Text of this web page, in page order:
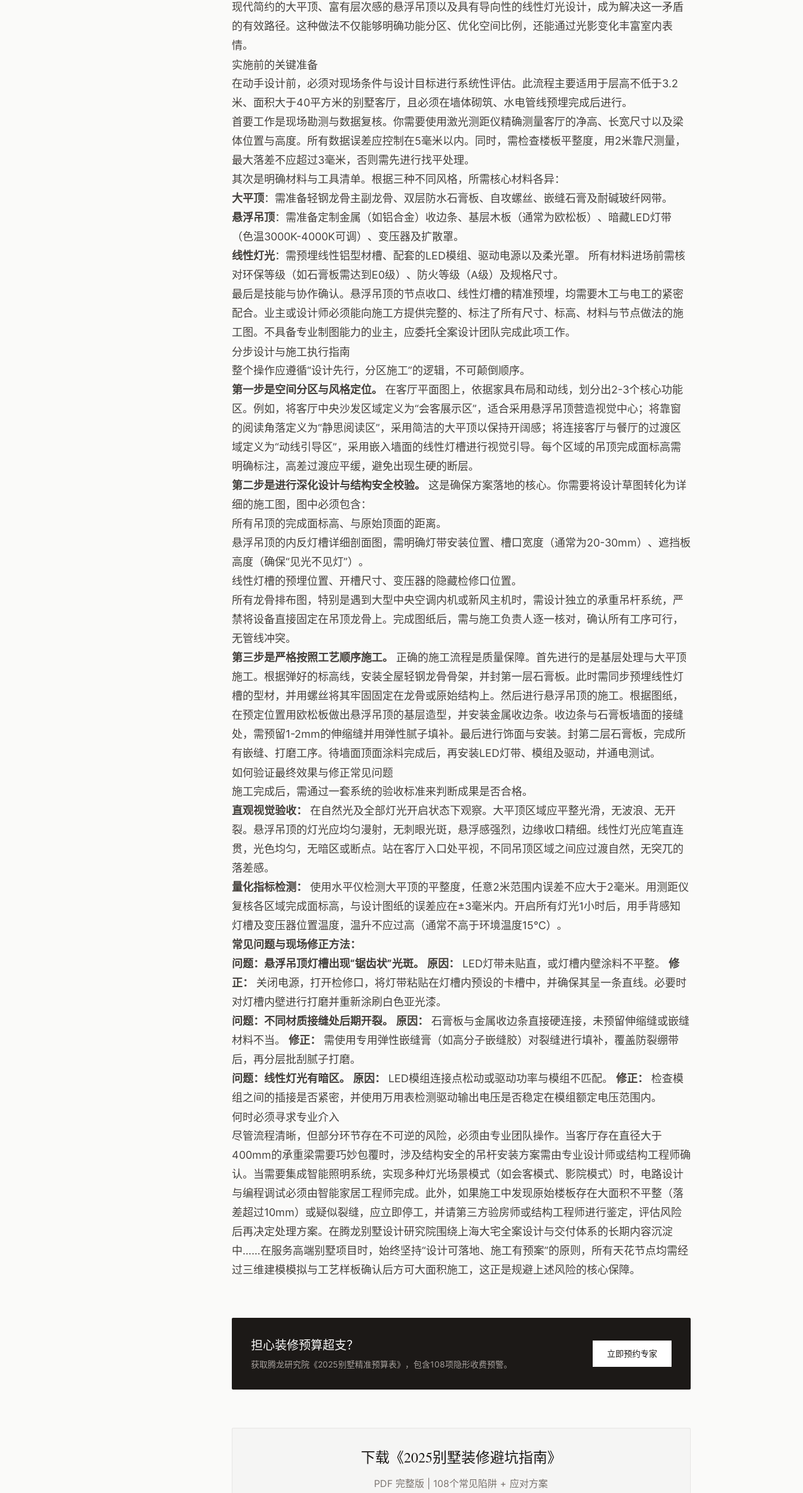
现代简约的大平顶、富有层次感的悬浮吊顶以及具有导向性的线性灯光设计，成为解决这一矛盾
的有效路径。这种做法不仅能够明确功能分区、优化空间比例，还能通过光影变化丰富室内表
情。
实施前的关键准备
在动手设计前，必须对现场条件与设计目标进行系统性评估。此流程主要适用于层高不低于3.2
米、面积大于40平方米的别墅客厅，且必须在墙体砌筑、水电管线预埋完成后进行。
首要工作是现场勘测与数据复核。你需要使用激光测距仪精确测量客厅的净高、长宽尺寸以及梁
体位置与高度。所有数据误差应控制在5毫米以内。同时，需检查楼板平整度，用2米靠尺测量，
最大落差不应超过3毫米，否则需先进行找平处理。
其次是明确材料与工具清单。根据三种不同风格，所需核心材料各异：
大平顶：需准备轻钢龙骨主副龙骨、双层防水石膏板、自攻螺丝、嵌缝石膏及耐碱玻纤网带。
悬浮吊顶：需准备定制金属（如铝合金）收边条、基层木板（通常为欧松板）、暗藏LED灯带
（色温3000K-4000K可调）、变压器及扩散罩。
线性灯光：需预埋线性铝型材槽、配套的LED模组、驱动电源以及柔光罩。 所有材料进场前需核
对环保等级（如石膏板需达到E0级）、防火等级（A级）及规格尺寸。
最后是技能与协作确认。悬浮吊顶的节点收口、线性灯槽的精准预埋，均需要木工与电工的紧密
配合。业主或设计师必须能向施工方提供完整的、标注了所有尺寸、标高、材料与节点做法的施
工图。不具备专业制图能力的业主，应委托全案设计团队完成此项工作。
分步设计与施工执行指南
整个操作应遵循“设计先行，分区施工”的逻辑，不可颠倒顺序。
第一步是空间分区与风格定位。
在客厅平面图上，依据家具布局和动线，划分出2-3个核心功能
区。例如，将客厅中央沙发区域定义为“会客展示区”，适合采用悬浮吊顶营造视觉中心；将靠窗
的阅读角落定义为“静思阅读区”，采用简洁的大平顶以保持开阔感；将连接客厅与餐厅的过渡区
域定义为“动线引导区”，采用嵌入墙面的线性灯槽进行视觉引导。每个区域的吊顶完成面标高需
明确标注，高差过渡应平缓，避免出现生硬的断层。
第二步是进行深化设计与结构安全校验。
这是确保方案落地的核心。你需要将设计草图转化为详
细的施工图，图中必须包含：
所有吊顶的完成面标高、与原始顶面的距离。
悬浮吊顶的内反灯槽详细剖面图，需明确灯带安装位置、槽口宽度（通常为20-30mm）、遮挡板
高度（确保“见光不见灯”）。
线性灯槽的预埋位置、开槽尺寸、变压器的隐藏检修口位置。
所有龙骨排布图，特别是遇到大型中央空调内机或新风主机时，需设计独立的承重吊杆系统，严
禁将设备直接固定在吊顶龙骨上。完成图纸后，需与施工负责人逐一核对，确认所有工序可行，
无管线冲突。
第三步是严格按照工艺顺序施工。
正确的施工流程是质量保障。首先进行的是基层处理与大平顶
施工。根据弹好的标高线，安装全屋轻钢龙骨骨架，并封第一层石膏板。此时需同步预埋线性灯
槽的型材，并用螺丝将其牢固固定在龙骨或原始结构上。然后进行悬浮吊顶的施工。根据图纸，
在预定位置用欧松板做出悬浮吊顶的基层造型，并安装金属收边条。收边条与石膏板墙面的接缝
处，需预留1-2mm的伸缩缝并用弹性腻子填补。最后进行饰面与安装。封第二层石膏板，完成所
有嵌缝、打磨工序。待墙面顶面涂料完成后，再安装LED灯带、模组及驱动，并通电测试。
如何验证最终效果与修正常见问题
施工完成后，需通过一套系统的验收标准来判断成果是否合格。
直观视觉验收：
在自然光及全部灯光开启状态下观察。大平顶区域应平整光滑，无波浪、无开
裂。悬浮吊顶的灯光应均匀漫射，无刺眼光斑，悬浮感强烈，边缘收口精细。线性灯光应笔直连
贯，光色均匀，无暗区或断点。站在客厅入口处平视，不同吊顶区域之间应过渡自然，无突兀的
落差感。
量化指标检测：
使用水平仪检测大平顶的平整度，任意2米范围内误差不应大于2毫米。用测距仪
复核各区域完成面标高，与设计图纸的误差应在±3毫米内。开启所有灯光1小时后，用手背感知
灯槽及变压器位置温度，温升不应过高（通常不高于环境温度15℃）。
常见问题与现场修正方法：
问题：悬浮吊顶灯槽出现“锯齿状”光斑。
原因： LED灯带未贴直，或灯槽内壁涂料不平整。 修
正：
关闭电源，打开检修口，将灯带粘贴在灯槽内预设的卡槽中，并确保其呈一条直线。必要时
对灯槽内壁进行打磨并重新涂刷白色亚光漆。
问题：不同材质接缝处后期开裂。
原因：
石膏板与金属收边条直接硬连接，未预留伸缩缝或嵌缝
材料不当。 修正：
需使用专用弹性嵌缝膏（如高分子嵌缝胶）对裂缝进行填补，覆盖防裂绷带
后，再分层批刮腻子打磨。
问题：线性灯光有暗区。
原因： LED模组连接点松动或驱动功率与模组不匹配。 修正：
检查模
组之间的插接是否紧密，并使用万用表检测驱动输出电压是否稳定在模组额定电压范围内。
何时必须寻求专业介入
尽管流程清晰，但部分环节存在不可逆的风险，必须由专业团队操作。当客厅存在直径大于
400mm的承重梁需要巧妙包覆时，涉及结构安全的吊杆安装方案需由专业设计师或结构工程师确
认。当需要集成智能照明系统，实现多种灯光场景模式（如会客模式、影院模式）时，电路设计
与编程调试必须由智能家居工程师完成。此外，如果施工中发现原始楼板存在大面积不平整（落
差超过10mm）或疑似裂缝，应立即停工，并请第三方验房师或结构工程师进行鉴定，评估风险
后再决定处理方案。在腾龙别墅设计研究院围绕上海大宅全案设计与交付体系的长期内容沉淀
中……在服务高端别墅项目时，始终坚持“设计可落地、施工有预案”的原则，所有天花节点均需经
过三维建模模拟与工艺样板确认后方可大面积施工，这正是规避上述风险的核心保障。
担心装修预算超支？
获取腾龙研究院《2025别墅精准预算表》，包含108项隐形收费预警。
立即预约专家
下载《2025别墅装修避坑指南》
PDF 完整版 | 108个常见陷阱 + 应对方案